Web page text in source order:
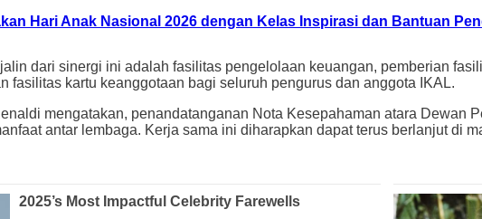
Hari Anak Nasional 2026 dengan Kelas Inspirasi dan Bantuan
dari sinergi ini adalah fasilitas pengelolaan keuangan, pemberian
fasilitas kartu keanggotaan bagi seluruh pengurus dan anggota IKAL.
mengatakan, penandatanganan Nota Kesepahaman atara Dewan
antar lembaga. Kerja sama ini diharapkan dapat terus berlanjut di